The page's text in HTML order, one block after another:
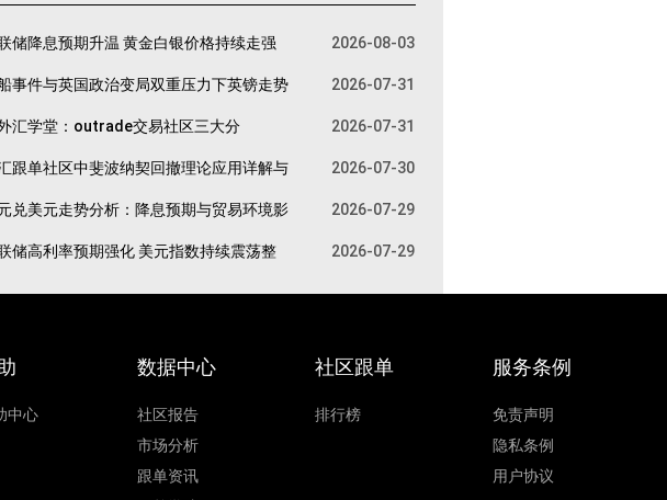
储降息预期升温 黄金白银价格持续走强 2026-08-03
事件与英国政治变局双重压力下英镑走势 2026-07-31
汇学堂：outrade交易社区三大分 2026-07-31
跟单社区中斐波纳契回撤理论应用详解与 2026-07-30
兑美元走势分析：降息预期与贸易环境影 2026-07-29
储高利率预期强化 美元指数持续震荡整 2026-07-29
中心
数据中心
社区报告
市场分析
跟单资讯
社区跟单
排行榜
服务条例
免责声明
隐私条例
用户协议